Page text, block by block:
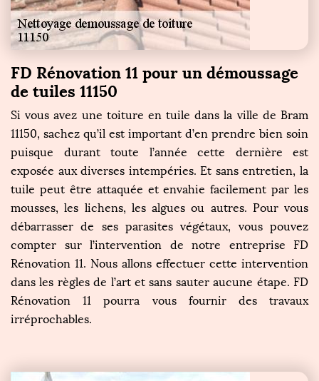
FD Rénovation 11 pour un démoussage
de tuiles 11150
Si vous avez une toiture en tuile dans la ville de Bram
11150, sachez qu’il est important d’en prendre bien soin
puisque durant toute l’année cette dernière est
exposée aux diverses intempéries. Et sans entretien, la
tuile peut être attaquée et envahie facilement par les
mousses, les lichens, les algues ou autres. Pour vous
débarrasser de ses parasites végétaux, vous pouvez
compter sur l’intervention de notre entreprise FD
Rénovation 11. Nous allons effectuer cette intervention
dans les règles de l’art et sans sauter aucune étape. FD
Rénovation 11 pourra vous fournir des travaux
irréprochables.